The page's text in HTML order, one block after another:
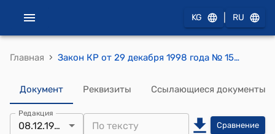
KG RU
Главная › Закон КР от 29 декабря 1998 года № 157 "О бюджете социального фонда Кыргызской Республики на 1999 год"
Документ Реквизиты Ссылающиеся документы
Редакция
08.12.1999 Сравнение